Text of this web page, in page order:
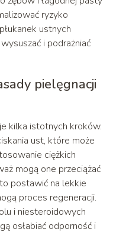
ryzyko
ustnych
i podrażniać
pielęgnacji
kilka istotnych kroków.
ust, które może
ciężkich
mogą one przeciążać
postawić na lekkie
proces regeneracji.
i niesteroidowych
osłabiać odporność i